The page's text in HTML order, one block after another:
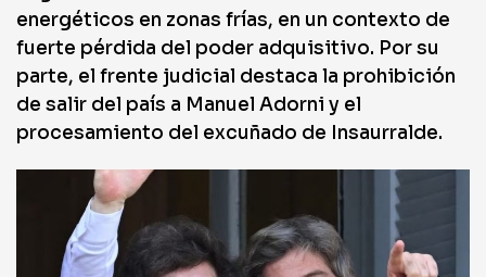
energéticos en zonas frías, en un contexto de
fuerte pérdida del poder adquisitivo. Por su
parte, el frente judicial destaca la prohibición
de salir del país a Manuel Adorni y el
procesamiento del excuñado de Insaurralde.